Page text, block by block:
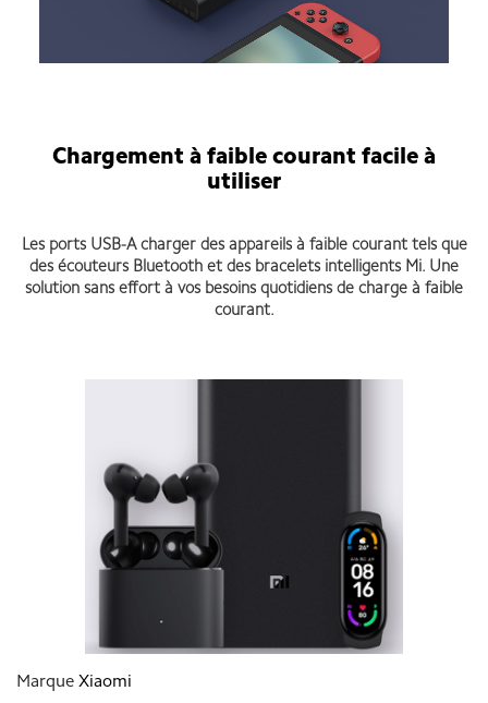
Chargement à faible courant facile à
utiliser
Les ports USB-A charger des appareils à faible courant tels que
des écouteurs Bluetooth et des bracelets intelligents Mi. Une
solution sans effort à vos besoins quotidiens de charge à faible
courant.
Marque Xiaomi